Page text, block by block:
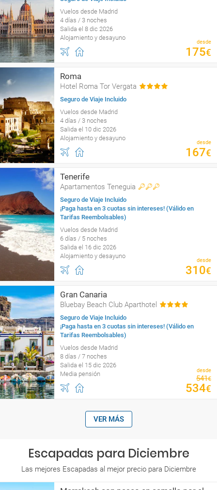
Vuelos desde Madrid
4 días / 3 noches
Salida el 8 dic 2026
Alojamiento y desayuno
desde
175€
Roma
Hotel Roma Tor Vergata
Seguro de Viaje Incluido
Vuelos desde Madrid
4 días / 3 noches
Salida el 10 dic 2026
Alojamiento y desayuno
desde
167€
Tenerife
Apartamentos Teneguia
Seguro de Viaje Incluido
¡Paga hasta en 3 cuotas sin intereses! (Válido en
Tarifas Reembolsables)
Vuelos desde Madrid
6 días / 5 noches
Salida el 16 dic 2026
Alojamiento y desayuno
desde
310€
Gran Canaria
Bluebay Beach Club Aparthotel
Seguro de Viaje Incluido
¡Paga hasta en 3 cuotas sin intereses! (Válido en
Tarifas Reembolsables)
Vuelos desde Madrid
8 días / 7 noches
Salida el 15 dic 2026
Media pensión
desde
541€
534€
VER MÁS
Escapadas para Diciembre
Las mejores Escapadas al mejor precio para Diciembre